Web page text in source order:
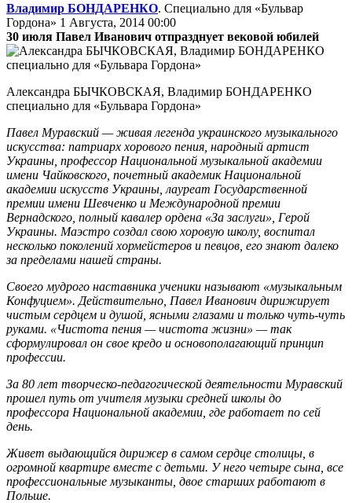
Владимир БОНДАРЕНКО. Специально для «Бульвар
Гордона» 1 Августа, 2014 00:00
30 июля Павел Иванович отпразднует вековой юбилей
Александра БЫЧКОВСКАЯ, Владимир БОНДАРЕНКО
специально для «Бульвара Гордона»
Павел Муравский — живая легенда украинского музыкального
искусства: патриарх хорового пения, народный артист
Украины, профессор Национальной музыкальной академии
имени Чайковского, почетный академик Национальной
академии искусств Украины, лауреат Государственной
премии имени Шевченко и Международной премии
Вернадского, полный кавалер ордена «За заслуги», Герой
Украины. Маэстро создал свою хоровую школу, воспитал
несколько поколений хормейстеров и певцов, его знают далеко
за пределами нашей страны.
Своего мудрого наставника ученики называют «музыкальным
Конфуцием». Действительно, Павел Иванович дирижирует
чистым сердцем и душой, ясными глазами и только чуть-чуть
руками. «Чистота пения — чистота жизни» — так
сформулировал он свое кредо и основополагающий принцип
профессии.
За 80 лет творческо-педагогической деятельности Муравский
прошел путь от учителя музыки средней школы до
профессора Национальной академии, где работает по сей
день.
Живет выдающийся дирижер в самом сердце столицы, в
огромной квартире вместе с детьми. У него четыре сына, все
профессиональные музыканты, двое старших работают в
Польше.